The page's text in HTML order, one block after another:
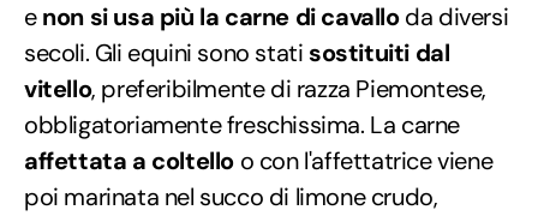
enon si usa più la carne di cavalloda diversi
secoli. Gli equini sono stati sostituiti dal
vitello, preferibilmente di razza Piemontese,
obbligatoriamente freschissima. La carne
affettata a coltello o con l'affettatrice viene
poi marinata nel succo di limone crudo,